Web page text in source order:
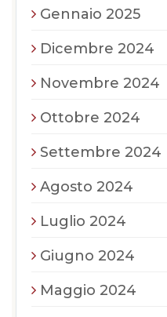
Gennaio 2025
Dicembre 2024
Novembre 2024
Ottobre 2024
Settembre 2024
Agosto 2024
Luglio 2024
Giugno 2024
Maggio 2024